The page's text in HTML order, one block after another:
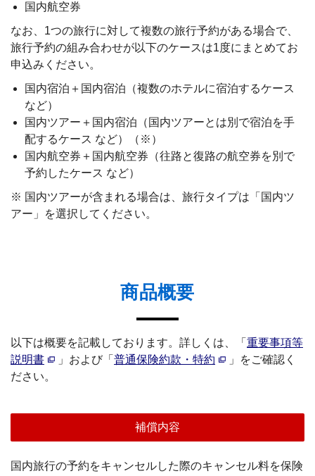
国内航空券
なお、1つの旅行に対して複数の旅行予約がある場合で、
旅行予約の組み合わせが以下のケースは1度にまとめてお
申込みください。
国内宿泊＋国内宿泊（複数のホテルに宿泊するケース
など）
国内ツアー＋国内宿泊（国内ツアーとは別で宿泊を手
配するケース など）（※）
国内航空券＋国内航空券（往路と復路の航空券を別で
予約したケース など）
※ 国内ツアーが含まれる場合は、旅行タイプは「国内ツ
アー」を選択してください。
商品概要
以下は概要を記載しております。詳しくは、「 重要事項等
説明書
」および「 普通保険約款・特約
」をご確認く
ださい。
補償内容
国内旅行の予約をキャンセルした際のキャンセル料を保険